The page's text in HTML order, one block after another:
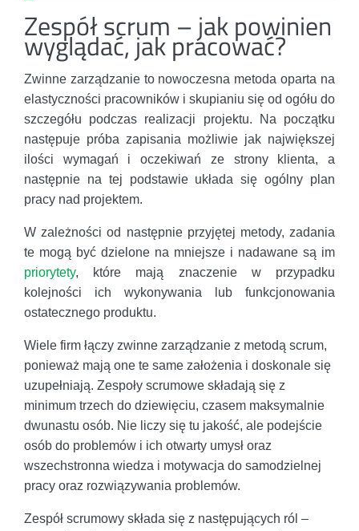
Zespół scrum – jak powinien
wyglądać, jak pracować?
Zwinne zarządzanie to nowoczesna metoda oparta na
elastyczności pracowników i skupianiu się od ogółu do
szczegółu podczas realizacji projektu. Na początku
następuje próba zapisania możliwie jak największej
ilości wymagań i oczekiwań ze strony klienta, a
następnie na tej podstawie układa się ogólny plan
pracy nad projektem.
W zależności od następnie przyjętej metody, zadania
te mogą być dzielone na mniejsze i nadawane są im
priorytety, które mają znaczenie w przypadku
kolejności ich wykonywania lub funkcjonowania
ostatecznego produktu.
Wiele firm łączy zwinne zarządzanie z metodą scrum,
ponieważ mają one te same założenia i doskonale się
uzupełniają. Zespoły scrumowe składają się z
minimum trzech do dziewięciu, czasem maksymalnie
dwunastu osób. Nie liczy się tu jakość, ale podejście
osób do problemów i ich otwarty umysł oraz
wszechstronna wiedza i motywacja do samodzielnej
pracy oraz rozwiązywania problemów.
Zespół scrumowy składa się z następujących ról –